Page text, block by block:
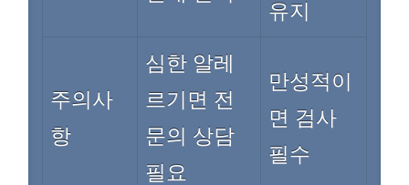
유지
주의사
항
심한 알레
르기면 전
문의 상담
필요
만성적이
면 검사
필수